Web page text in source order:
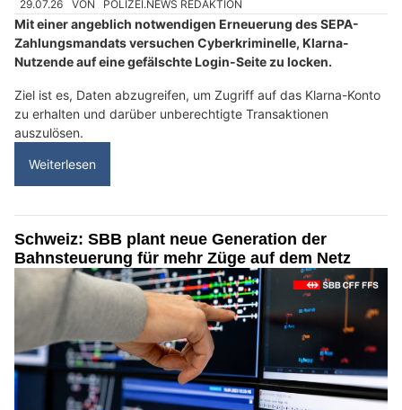
29.07.26 VON POLIZEI.NEWS REDAKTION
Mit einer angeblich notwendigen Erneuerung des SEPA-
Zahlungsmandats versuchen Cyberkriminelle, Klarna-
Nutzende auf eine gefälschte Login-Seite zu locken.
Ziel ist es, Daten abzugreifen, um Zugriff auf das Klarna-Konto
zu erhalten und darüber unberechtigte Transaktionen
auszulösen.
Weiterlesen
Schweiz: SBB plant neue Generation der
Bahnsteuerung für mehr Züge auf dem Netz